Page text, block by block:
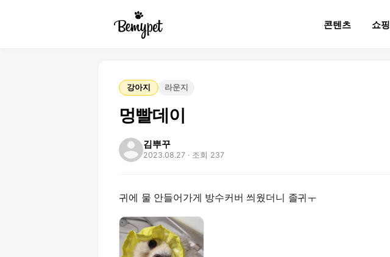
콘텐츠 쇼핑
강아지 라운지
멍빨데이
김뿌꾸
2023.08.27 · 조회 237
귀에 물 안들어가게 방수커버 씌웠더니 졸귀ㅜ